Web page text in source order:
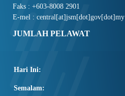
Faks : +603-8008 2901
E-mel : central[at]jsm[dot]gov[dot]my
JUMLAH PELAWAT
Hari Ini:
Semalam: